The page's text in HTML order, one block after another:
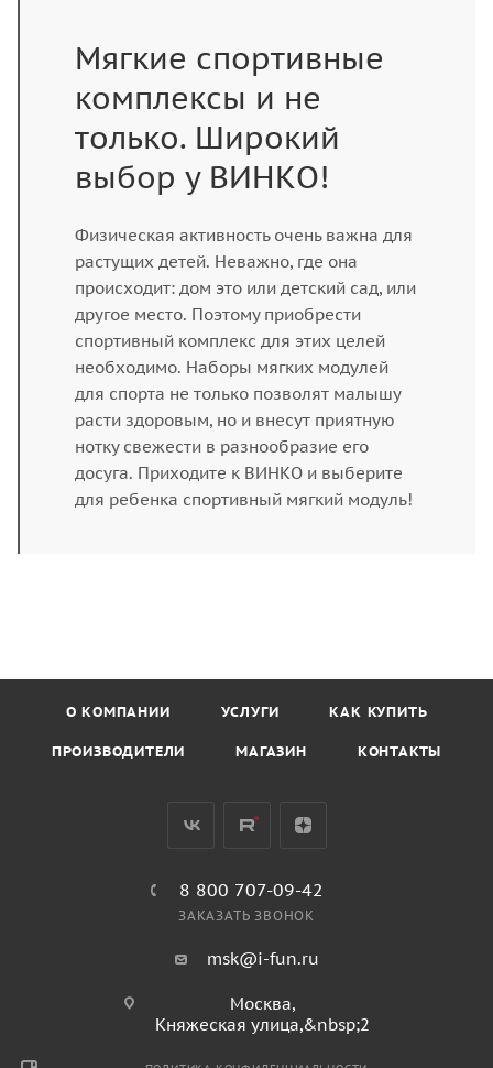
Мягкие спортивные
комплексы и не
только. Широкий
выбор у ВИНКО!
Физическая активность очень важна для
растущих детей. Неважно, где она
происходит: дом это или детский сад, или
другое место. Поэтому приобрести
спортивный комплекс для этих целей
необходимо. Наборы мягких модулей
для спорта не только позволят малышу
расти здоровым, но и внесут приятную
нотку свежести в разнообразие его
досуга. Приходите к ВИНКО и выберите
для ребенка спортивный мягкий модуль!
О КОМПАНИИ УСЛУГИ КАК КУПИТЬ
ПРОИЗВОДИТЕЛИ МАГАЗИН КОНТАКТЫ
8 800 707-09-42
ЗАКАЗАТЬ ЗВОНОК
msk@i-fun.ru
Москва,
Княжеская улица,&nbsp;2